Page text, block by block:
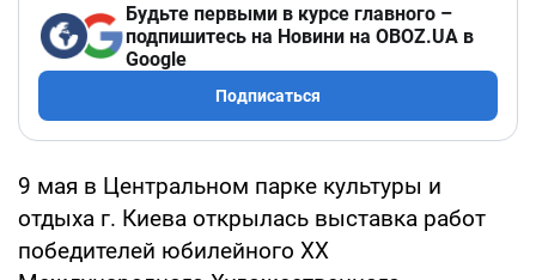
Будьте первыми в курсе главного –
подпишитесь на Новини на OBOZ.UA в
Google
Подписаться
9 мая в Центральном парке культуры и
отдыха г. Киева открылась выставка работ
победителей юбилейного XX